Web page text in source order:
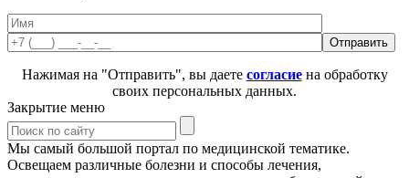
Нажимая на "Отправить", вы даете согласиена обработку
своих персональных данных.
Закрытие меню
Мы самый большой портал по медицинской тематике.
Освещаем различные болезни и способы лечения,